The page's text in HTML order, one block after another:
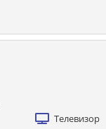
Телевизор